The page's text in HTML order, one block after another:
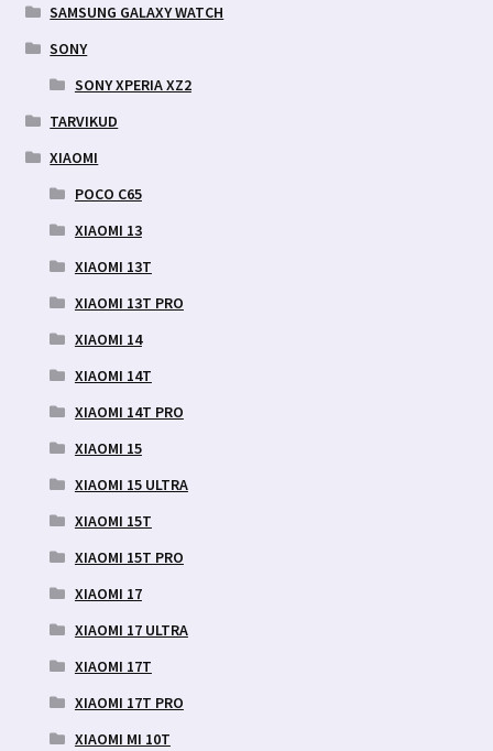
SAMSUNG GALAXY WATCH
SONY
SONY XPERIA XZ2
TARVIKUD
XIAOMI
POCO C65
XIAOMI 13
XIAOMI 13T
XIAOMI 13T PRO
XIAOMI 14
XIAOMI 14T
XIAOMI 14T PRO
XIAOMI 15
XIAOMI 15 ULTRA
XIAOMI 15T
XIAOMI 15T PRO
XIAOMI 17
XIAOMI 17 ULTRA
XIAOMI 17T
XIAOMI 17T PRO
XIAOMI MI 10T